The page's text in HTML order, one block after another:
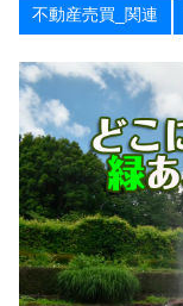
立
報
を
お
届
け
し
ま
す
！
不動産売買_関連